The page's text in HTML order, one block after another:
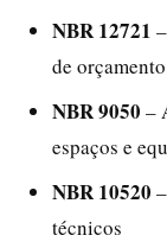
NBR 12721
de
NBR 9050 –
espaços e
NBR 10520
técnicos